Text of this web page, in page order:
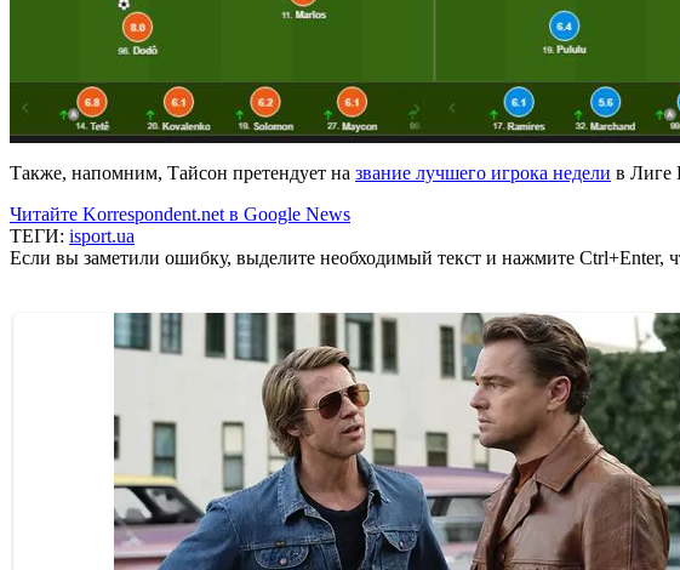
Также, напомним, Тайсон претендует на звание лучшего игрока недели в Лиге
Читайте Korrespondent.net в Google News
ТЕГИ: isport.ua
Если вы заметили ошибку, выделите необходимый текст и нажмите Ctrl+Enter,